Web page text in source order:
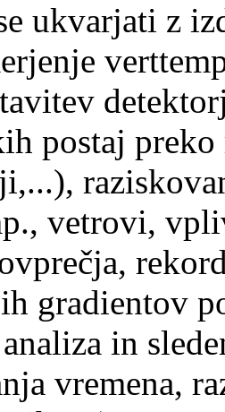
ukvarjati z
postaj
vetrovi,
gradientov
in
vremena,